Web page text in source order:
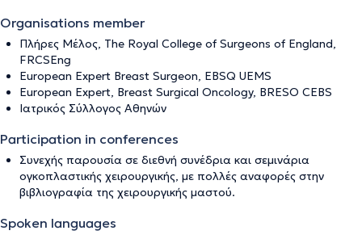
Organisations member
Πλήρες Μέλος, The Royal College of Surgeons of England,
FRCSEng
European Expert Breast Surgeon, EBSQ UEMS
European Expert, Breast Surgical Oncology, BRESO CEBS
Ιατρικός Σύλλογος Αθηνών
Participation in conferences
Συνεχής παρουσία σε διεθνή συνέδρια και σεμινάρια
ογκοπλαστικής χειρουργικής, με πολλές αναφορές στην
βιβλιογραφία της χειρουργικής μαστού.
Spoken languages